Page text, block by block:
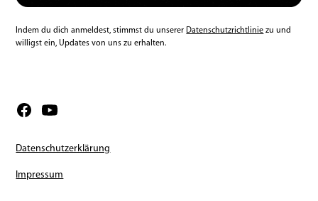
Indem du dich anmeldest, stimmst du unserer Datenschutzrichtlinie zu und
willigst ein, Updates von uns zu erhalten.
Datenschutzerklärung
Impressum